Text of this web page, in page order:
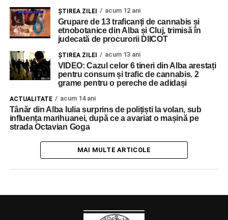
ŞTIREA ZILEI acum 12 ani
Grupare de 13 traficanți de cannabis și
etnobotanice din Alba și Cluj, trimisă în
judecată de procurorii DIICOT
ŞTIREA ZILEI acum 13 ani
VIDEO: Cazul celor 6 tineri din Alba arestați
pentru consum și trafic de cannabis. 2
grame pentru o pereche de adidași
ACTUALITATE acum 14 ani
Tânăr din Alba Iulia surprins de polițiști la volan, sub
influența marihuanei, după ce a avariat o mașină pe
strada Octavian Goga
MAI MULTE ARTICOLE